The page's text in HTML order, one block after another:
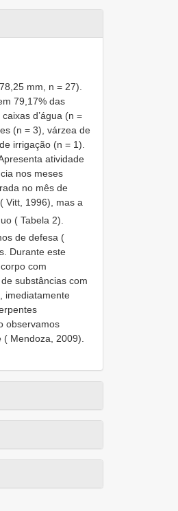
mm, n = 27).
79,17% das
d’água (n =
(n = 3), várzea de
irrigação (n = 1).
atividade
nos meses
no mês de
Vitt, 1996), mas a
( Tabela 2).
de defesa (
Durante este
com
substâncias com
imediatamente
observamos
Mendoza, 2009).